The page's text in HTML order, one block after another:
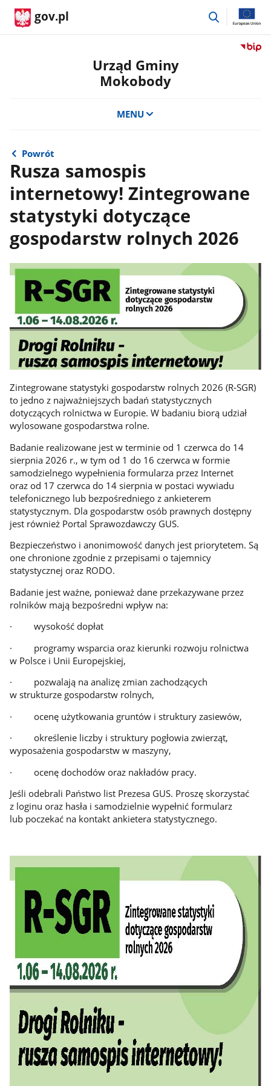
gov.pl
przejdź
Przejdź
Urząd Gminy
Mokobody
MENU
Powrót
Rusza samospis
internetowy! Zintegrowane
statystyki dotyczące
gospodarstw rolnych 2026
Zintegrowane statystyki gospodarstw rolnych 2026 (R‑SGR)
to jedno z najważniejszych badań statystycznych
dotyczących rolnictwa w Europie. W badaniu biorą udział
wylosowane gospodarstwa rolne.
Badanie realizowane jest w terminie od 1 czerwca do 14
sierpnia 2026 r., w tym od 1 do 16 czerwca w formie
samodzielnego wypełnienia formularza przez Internet
oraz od 17 czerwca do 14 sierpnia w postaci wywiadu
telefonicznego lub bezpośredniego z ankieterem
statystycznym. Dla gospodarstw osób prawnych dostępny
jest również Portal Sprawozdawczy GUS.
Bezpieczeństwo i anonimowość danych jest priorytetem. Są
one chronione zgodnie z przepisami o tajemnicy
statystycznej oraz RODO.
Badanie jest ważne, ponieważ dane przekazywane przez
rolników mają bezpośredni wpływ na:
· wysokość dopłat
· programy wsparcia oraz kierunki rozwoju rolnictwa
w Polsce i Unii Europejskiej,
· pozwalają na analizę zmian zachodzących
w strukturze gospodarstw rolnych,
· ocenę użytkowania gruntów i struktury zasiewów,
· określenie liczby i struktury pogłowia zwierząt,
wyposażenia gospodarstw w maszyny,
· ocenę dochodów oraz nakładów pracy.
Jeśli odebrali Państwo list Prezesa GUS. Proszę skorzystać
z loginu oraz hasła i samodzielnie wypełnić formularz
lub poczekać na kontakt ankietera statystycznego.